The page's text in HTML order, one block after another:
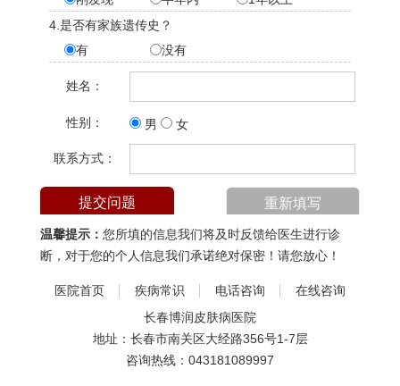
4.是否有家族遗传史？
有
没有
姓名：
性别： 男 女
联系方式：
温馨提示： 您所填的信息我们将及时反馈给医生进行诊
断，对于您的个人信息我们承诺绝对保密！请您放心！
医院首页 疾病常识 电话咨询
在线咨询
长春博润皮肤病医院
地址：长春市南关区大经路356号1-7层
咨询热线： 043181089997